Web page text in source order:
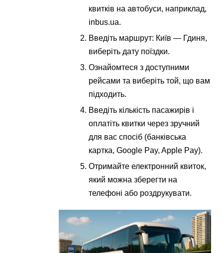
квитків на автобуси, наприклад,
inbus.ua.
Введіть маршрут: Київ — Гдиня,
виберіть дату поїздки.
Ознайомтеся з доступними
рейсами та виберіть той, що вам
підходить.
Введіть кількість пасажирів і
оплатіть квитки через зручний
для вас спосіб (банківська
картка, Google Pay, Apple Pay).
Отримайте електронний квиток,
який можна зберегти на
телефоні або роздрукувати.